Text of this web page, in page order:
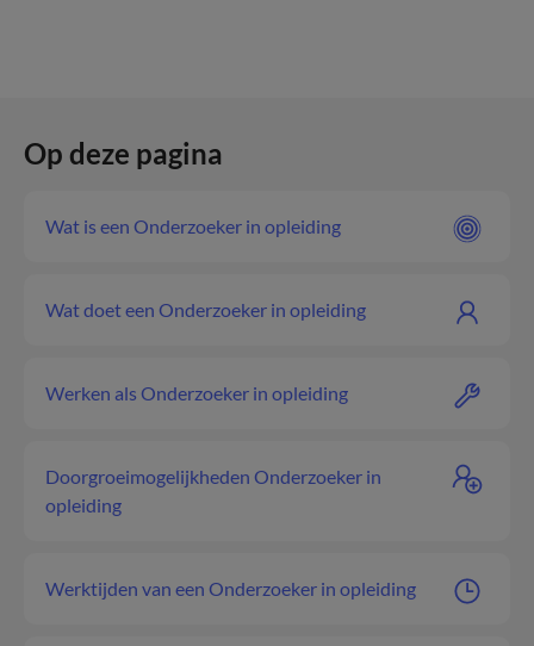
Op deze pagina
Wat is een Onderzoeker in opleiding
Wat doet een Onderzoeker in opleiding
Werken als Onderzoeker in opleiding
Doorgroeimogelijkheden Onderzoeker in
opleiding
Werktijden van een Onderzoeker in opleiding